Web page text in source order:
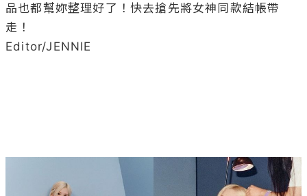
品也都幫妳整理好了！快去搶先將女神同款結帳帶
走！
Editor/JENNIE